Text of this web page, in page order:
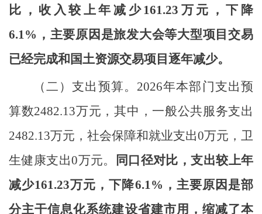
比， 收入较 上年减少161.23 万元，下降
6.1% ， 主要原因 是旅发大会等大型项目交易
已经完成和国土资源交易项目逐年减少。
（二）支出预算。 2026年本部门支出预
算数2482.13万元，其中，一般公共服务支出
2482.13万元，社会保障和就业支出0万元，卫
生健康支出0万元。
同口径对比，支出较上年
减少161.23万元，下降6.1% ，主要原因是部
分主干信息化系统建设省建市用，缩减了本